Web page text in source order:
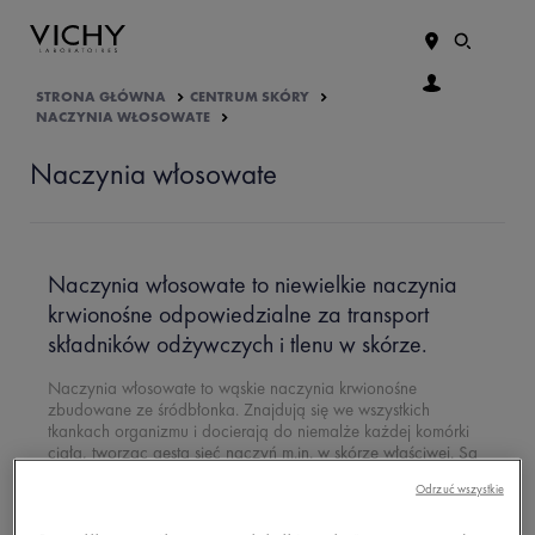
STRONA GŁÓWNA
CENTRUM SKÓRY
NACZYNIA WŁOSOWATE
Naczynia włosowate
Naczynia włosowate to niewielkie naczynia
krwionośne odpowiedzialne za transport
składników odżywczych i tlenu w skórze.
Naczynia włosowate to wąskie naczynia krwionośne
zbudowane ze śródbłonka. Znajdują się we wszystkich
tkankach organizmu i docierają do niemalże każdej komórki
ciała, tworząc gęstą sieć naczyń m.in. w skórze właściwej. Są
w składniki odżywcze i wodę, co ma wpływ na tworzenie się
Odrzuć wszystkie